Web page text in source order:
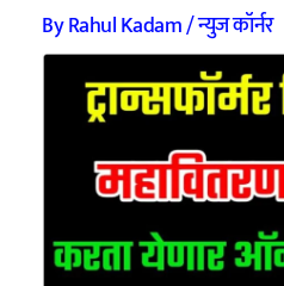
ByRahul Kadam/न्युज कॉर्नर